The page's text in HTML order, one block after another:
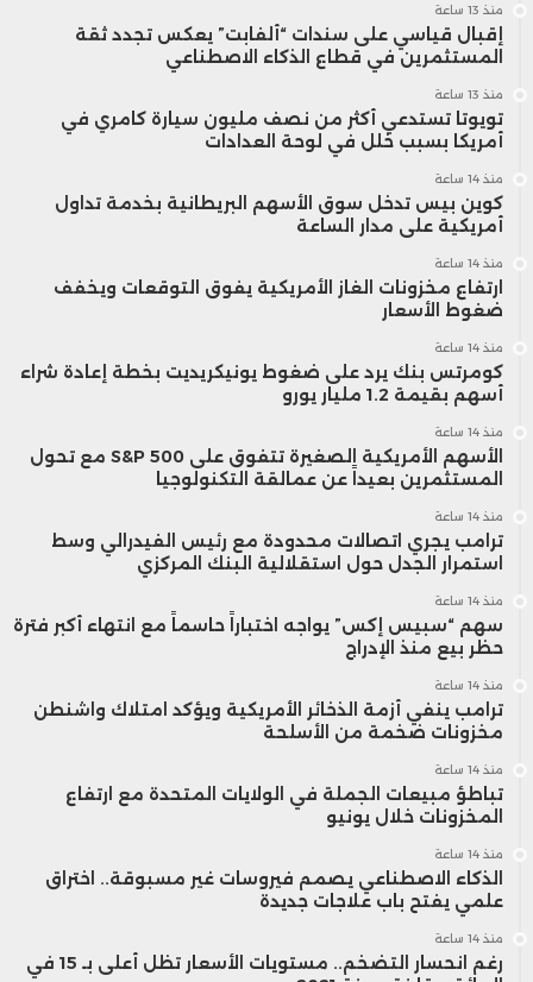
منذ 13 ساعة
إقبال قياسي على سندات “ألفابت” يعكس تجدد ثقة
المستثمرين في قطاع الذكاء الاصطناعي
منذ 13 ساعة
تويوتا تستدعي أكثر من نصف مليون سيارة كامري في
أمريكا بسبب خلل في لوحة العدادات
منذ 14 ساعة
كوين بيس تدخل سوق الأسهم البريطانية بخدمة تداول
أمريكية على مدار الساعة
منذ 14 ساعة
ارتفاع مخزونات الغاز الأمريكية يفوق التوقعات ويخفف
ضغوط الأسعار
منذ 14 ساعة
كومرتس بنك يرد على ضغوط يونيكريديت بخطة إعادة شراء
أسهم بقيمة 1.2 مليار يورو
منذ 14 ساعة
الأسهم الأمريكية الصغيرة تتفوق على S&P 500 مع تحول
المستثمرين بعيداً عن عمالقة التكنولوجيا
منذ 14 ساعة
ترامب يجري اتصالات محدودة مع رئيس الفيدرالي وسط
استمرار الجدل حول استقلالية البنك المركزي
منذ 14 ساعة
سهم “سبيس إكس” يواجه اختباراً حاسماً مع انتهاء أكبر فترة
حظر بيع منذ الإدراج
منذ 14 ساعة
ترامب ينفي أزمة الذخائر الأمريكية ويؤكد امتلاك واشنطن
مخزونات ضخمة من الأسلحة
منذ 14 ساعة
تباطؤ مبيعات الجملة في الولايات المتحدة مع ارتفاع
المخزونات خلال يونيو
منذ 14 ساعة
الذكاء الاصطناعي يصمم فيروسات غير مسبوقة.. اختراق
علمي يفتح باب علاجات جديدة
منذ 14 ساعة
رغم انحسار التضخم.. مستويات الأسعار تظل أعلى بـ 15 في